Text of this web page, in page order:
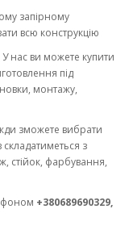
запірному
всю конструкцію
У нас ви можете купити
під
монтажу,
зможете вибрати
складатиметься з
стійок, фарбування,
+380689690329,